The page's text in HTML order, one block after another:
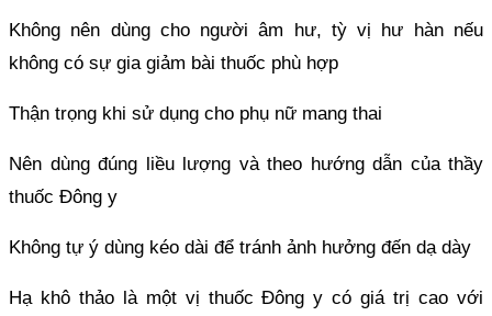
Không nên dùng cho người âm hư, tỳ vị hư hàn nếu
không có sự gia giảm bài thuốc phù hợp
Thận trọng khi sử dụng cho phụ nữ mang thai
Nên dùng đúng liều lượng và theo hướng dẫn của thầy
thuốc Đông y
Không tự ý dùng kéo dài để tránh ảnh hưởng đến dạ dày
Hạ khô thảo là một vị thuốc Đông y có giá trị cao với